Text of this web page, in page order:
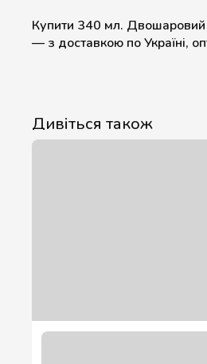
Купити 340 мл. Двошаровий
— з доставкою по Україні,
Дивіться також